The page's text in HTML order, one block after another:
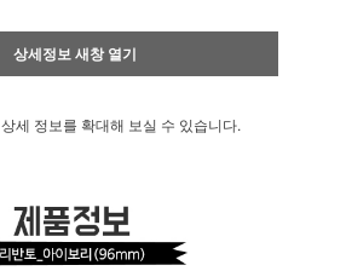
상세정보 새창 열기
상세 정보를 확대해 보실 수 있습니다.